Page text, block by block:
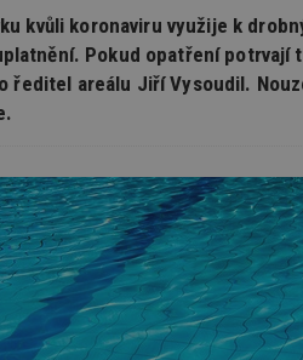
kvůli koronaviru využije k
Pokud opatření potrvají
areálu Jiří Vysoudil.